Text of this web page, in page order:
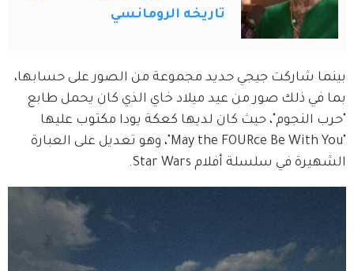
تاريخه الرومانسي
بينما شاركت جيجي حديد مجموعة من الصور على حسابها،
بما في ذلك صور من عيد ميلاد خاي الذي كان يحمل طابع
"حرب النجوم"، حيث كان لديها كعكة يودا مكتوب عليها
"May the FOURce Be With You"، وهو تعديل على العبارة
الشهيرة في سلسلة أفلام Star Wars.